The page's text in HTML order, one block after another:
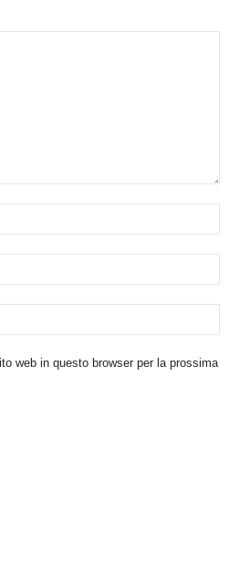
web in questo browser per la prossima